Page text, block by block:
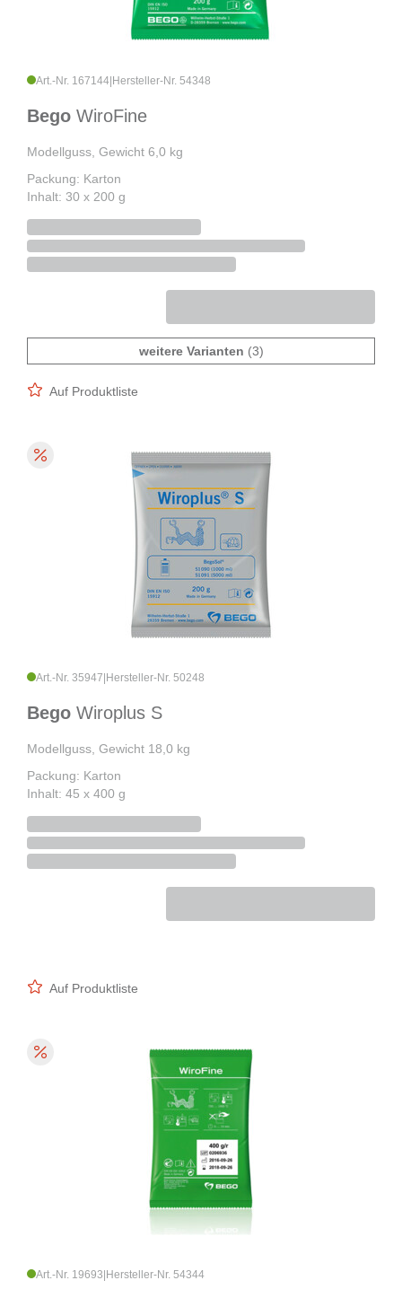
Art.-Nr. 167144 Hersteller-Nr. 54348
Bego WiroFine
Modellguss, Gewicht 6,0 kg
Packung: Karton
Inhalt: 30 x 200 g
weitere Varianten (3)
Auf Produktliste
Art.-Nr. 35947 Hersteller-Nr. 50248
Bego Wiroplus S
Modellguss, Gewicht 18,0 kg
Packung: Karton
Inhalt: 45 x 400 g
Auf Produktliste
Art.-Nr. 19693 Hersteller-Nr. 54344